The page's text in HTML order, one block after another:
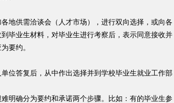
供需洽谈会（人才市场），进行双向选择，或向各
毕业生材料，对毕业生进行考察后，表示同意接收并
要约。
答复后，从中作出选择并到学校毕业生就业工作部
确分为要约和承诺两个步骤。比如：有的毕业生参